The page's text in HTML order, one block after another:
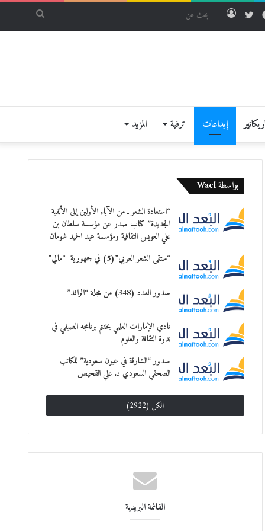
تسجيل
تويتر فيسبوك
إبداعات ترفية المزيد
بواسطة Wael
“استعادة الشعر ـ من الآباء الأولين إلى الألفية
الجديدة” كتاب صدر عن مؤسسة سلطان بن
علي العويس الثقافية ومؤسسة عبد الحميد شومان
“ملتقى الشعر العربي”(5) في جمهورية “مالي”
صدور العدد (348) من مجلة “الرافد”
نادي الإمارات العلمي يختتم برنامجه الصيفي في
ندوة الثقافة والعلوم
صدور “الشارقة في عيون سعودية” للكاتب
الصحفي السعودي د. علي القحيص
الكل (2922)
القائمة البريدية